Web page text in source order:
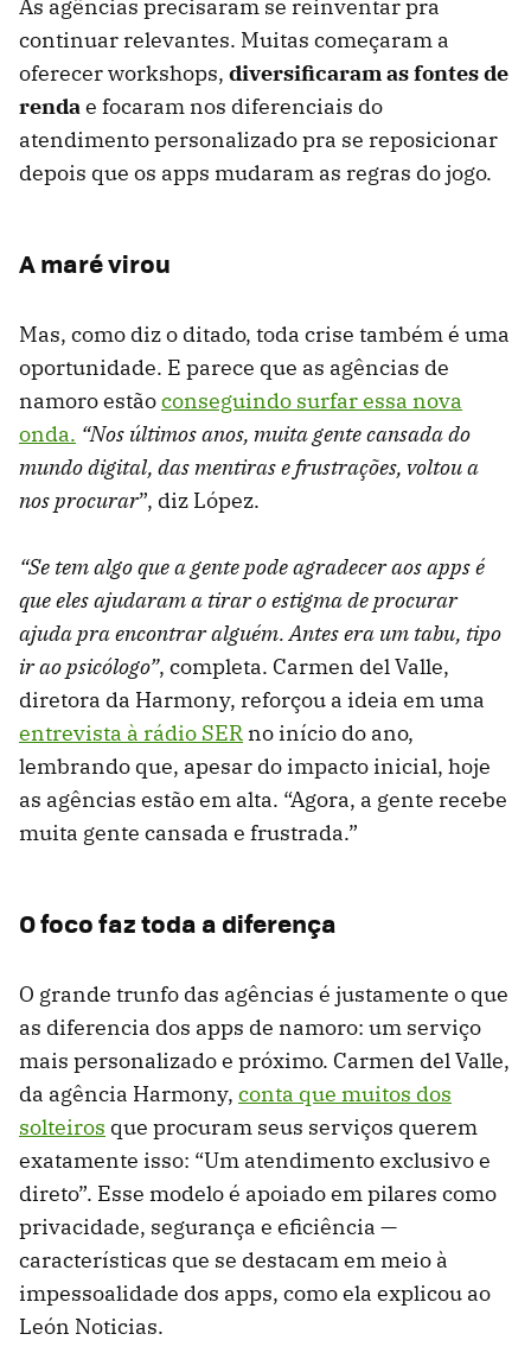
As agências precisaram se reinventar pra
continuar relevantes. Muitas começaram a
oferecer workshops, diversificaram as fontes de
rendae focaram nos diferenciais do
atendimento personalizado pra se reposicionar
depois que os apps mudaram as regras do jogo.
A maré virou
Mas, como diz o ditado, toda crise também é uma
oportunidade. E parece que as agências de
namoro estãoconseguindo surfar essa nova
onda. “Nos últimos anos, muita gente cansada do
mundo digital, das mentiras e frustrações, voltou a
nos procurar”, diz López.
“Se tem algo que a gente pode agradecer aos apps é
que eles ajudaram a tirar o estigma de procurar
ajuda pra encontrar alguém. Antes era um tabu, tipo
ir ao psicólogo”, completa. Carmen del Valle,
diretora da Harmony, reforçou a ideia em uma
entrevista à rádio SER no início do ano,
lembrando que, apesar do impacto inicial, hoje
as agências estão em alta. “Agora, a gente recebe
muita gente cansada e frustrada.”
O foco faz toda a diferença
O grande trunfo das agências é justamente o que
as diferencia dos apps de namoro: um serviço
mais personalizado e próximo. Carmen del Valle,
da agência Harmony, conta que muitos dos
solteiros que procuram seus serviços querem
exatamente isso: “Um atendimento exclusivo e
direto”. Esse modelo é apoiado em pilares como
privacidade, segurança e eficiência —
características que se destacam em meio à
impessoalidade dos apps, como ela explicou ao
León Noticias.